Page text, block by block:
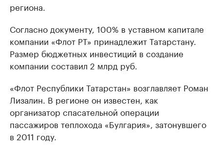
региона.
Согласно документу, 100% в уставном капитале
компании «Флот РТ» принадлежит Татарстану.
Размер бюджетных инвестиций в создание
компании составил 2 млрд руб.
«Флот Республики Татарстан» возглавляет Роман
Лизалин. В регионе он известен, как
организатор спасательной операции
пассажиров теплохода «Булгария», затонувшего
в 2011 году.